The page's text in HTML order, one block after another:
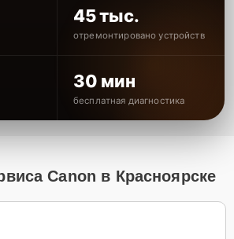
45 тыс.
отремонтировано устройств
30 мин
бесплатная диагностика
Canon в Красноярске